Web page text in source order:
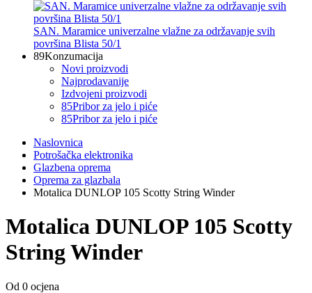
SAN. Maramice univerzalne vlažne za održavanje svih
površina Blista 50/1
89Konzumacija
Novi proizvodi
Najprodavanije
Izdvojeni proizvodi
85Pribor za jelo i piće
85Pribor za jelo i piće
Naslovnica
Potrošačka elektronika
Glazbena oprema
Oprema za glazbala
Motalica DUNLOP 105 Scotty String Winder
Motalica DUNLOP 105 Scotty
String Winder
Od 0 ocjena